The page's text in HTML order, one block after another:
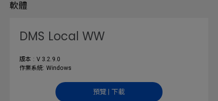
軟體
DMS Local WW
版本 : V 3.2.9.0
作業系統: Windows
預覽 | 下載